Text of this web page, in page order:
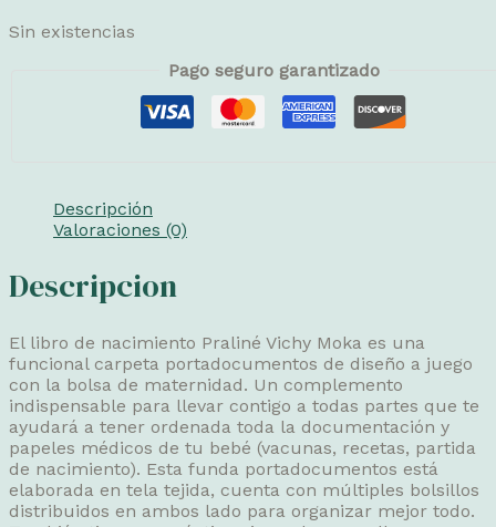
Sin existencias
Pago seguro garantizado
Descripción
Valoraciones (0)
Descripcion
El libro de nacimiento Praliné Vichy Moka es una
funcional carpeta portadocumentos de diseño a juego
con la bolsa de maternidad. Un complemento
indispensable para llevar contigo a todas partes que te
ayudará a tener ordenada toda la documentación y
papeles médicos de tu bebé (vacunas, recetas, partida
de nacimiento). Esta funda portadocumentos está
elaborada en tela tejida, cuenta con múltiples bolsillos
distribuidos en ambos lado para organizar mejor todo.